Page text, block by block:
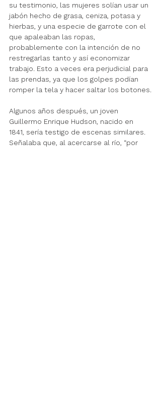
su testimonio, las mujeres solían usar un
jabón hecho de grasa, ceniza, potasa y
hierbas, y una especie de garrote con el
que apaleaban las ropas,
probablemente con la intención de no
restregarlas tanto y así economizar
trabajo. Esto a veces era perjudicial para
las prendas, ya que los golpes podían
romper la tela y hacer saltar los botones.
Algunos años después, un joven
Guillermo Enrique Hudson, nacido en
1841, sería testigo de escenas similares.
Señalaba que, al acercarse al río, “por